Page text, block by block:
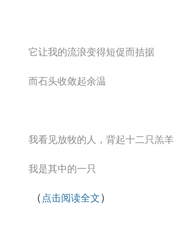
它让我的流浪变得短促而拮据
而石头收敛起余温
我看见放牧的人，背起十二只羔羊
我是其中的一只
（ 点击阅读全文 ）